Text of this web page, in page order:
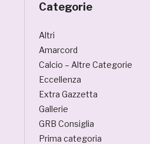
Categorie
Altri
Amarcord
Calcio – Altre Categorie
Eccellenza
Extra Gazzetta
Gallerie
GRB Consiglia
Prima categoria